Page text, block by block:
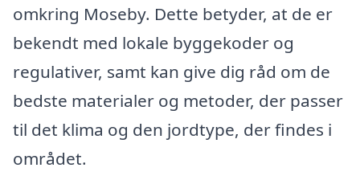
omkring Moseby. Dette betyder, at de er
bekendt med lokale byggekoder og
regulativer, samt kan give dig råd om de
bedste materialer og metoder, der passer
til det klima og den jordtype, der findes i
området.